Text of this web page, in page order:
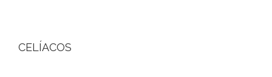
CELÍACOS